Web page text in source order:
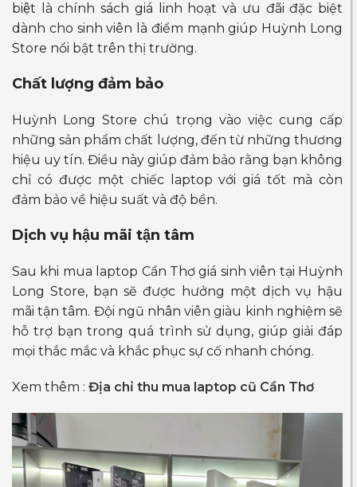
biệt là chính sách giá linh hoạt và ưu đãi đặc biệt
dành cho sinh viên là điểm mạnh giúp Huỳnh Long
Store nổi bật trên thị trường.
Chất lượng đảm bảo
Huỳnh Long Store chú trọng vào việc cung cấp
những sản phẩm chất lượng, đến từ những thương
hiệu uy tín. Điều này giúp đảm bảo rằng bạn không
chỉ có được một chiếc laptop với giá tốt mà còn
đảm bảo về hiệu suất và độ bền.
Dịch vụ hậu mãi tận tâm
Sau khi mua laptop Cần Thơ giá sinh viên tại Huỳnh
Long Store, bạn sẽ được hưởng một dịch vụ hậu
mãi tận tâm. Đội ngũ nhân viên giàu kinh nghiệm sẽ
hỗ trợ bạn trong quá trình sử dụng, giúp giải đáp
mọi thắc mắc và khắc phục sự cố nhanh chóng.
Xem thêm : Địa chỉ thu mua laptop cũ Cần Thơ